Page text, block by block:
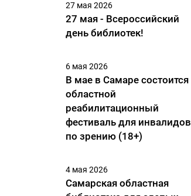
27 мая 2026
27 мая - Всероссийский
день библиотек!
6 мая 2026
В мае в Самаре состоится
областной
реабилитационный
фестиваль для инвалидов
по зрению (18+)
4 мая 2026
Самарская областная